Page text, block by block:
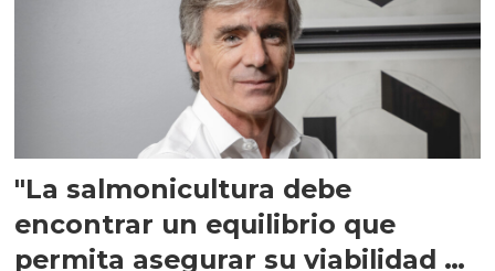
"La salmonicultura debe
encontrar un equilibrio que
permita asegurar su viabilidad de